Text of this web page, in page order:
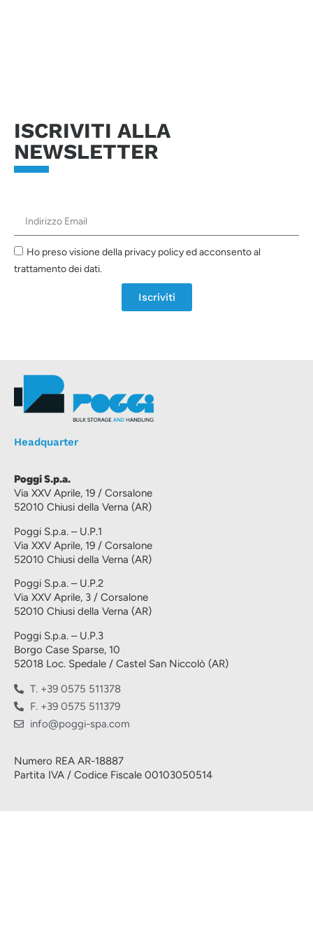
ISCRIVITI ALLA
NEWSLETTER
Ho preso visione della privacy policy ed acconsento al
trattamento dei dati.
Iscriviti
Headquarter
Poggi S.p.a.
Via XXV Aprile, 19 / Corsalone
52010 Chiusi della Verna (AR)
Poggi S.p.a. – U.P.1
Via XXV Aprile, 19 / Corsalone
52010 Chiusi della Verna (AR)
Poggi S.p.a. – U.P.2
Via XXV Aprile, 3 / Corsalone
52010 Chiusi della Verna (AR)
Poggi S.p.a. – U.P.3
Borgo Case Sparse, 10
52018 Loc. Spedale / Castel San Niccolò (AR)
T. +39 0575 511378
F. +39 0575 511379
info@poggi-spa.com
Numero REA AR-18887
Partita IVA / Codice Fiscale 00103050514